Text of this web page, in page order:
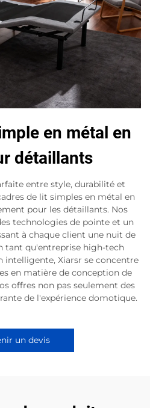
en métal en
détaillants
entre style, durabilité et
de lit simples en métal en
pour les détaillants. Nos
technologies de pointe et un
à chaque client une nuit de
tant qu'entreprise high-tech
intelligente, Xiarsr se concentre
en matière de conception de
offres non pas seulement des
de l'expérience domotique.
un devis